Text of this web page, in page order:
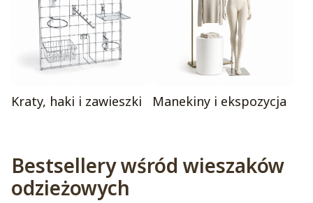
Kraty, haki i zawieszki Manekiny i ekspozycja
Bestsellery wśród wieszaków
odzieżowych